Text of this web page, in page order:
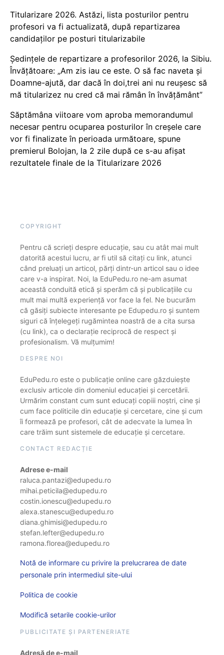
Titularizare 2026. Astăzi, lista posturilor pentru
profesori va fi actualizată, după repartizarea
candidaților pe posturi titularizabile
Ședințele de repartizare a profesorilor 2026, la Sibiu.
Învățătoare: „Am zis iau ce este. O să fac naveta și
Doamne-ajută, dar dacă în doi,trei ani nu reușesc să
mă titularizez nu cred că mai rămân în învățământ”
Săptămâna viitoare vom aproba memorandumul
necesar pentru ocuparea posturilor în creșele care
vor fi finalizate în perioada următoare, spune
premierul Bolojan, la 2 zile după ce s-au afișat
rezultatele finale de la Titularizare 2026
COPYRIGHT
Pentru că scrieți despre educație, sau cu atât mai mult
datorită acestui lucru, ar fi util să citați cu link, atunci
când preluați un articol, părți dintr-un articol sau o idee
care v-a inspirat. Noi, la EduPedu.ro ne-am asumat
această conduită etică și sperăm că și publicațiile cu
mult mai multă experiență vor face la fel. Ne bucurăm
că găsiți subiecte interesante pe Edupedu.ro și suntem
siguri că înțelegeți rugămintea noastră de a cita sursa
(cu link), ca o declarație reciprocă de respect și
profesionalism. Vă mulțumim!
DESPRE NOI
EduPedu.ro este o publicație online care găzduiește
exclusiv articole din domeniul educației și cercetării.
Urmărim constant cum sunt educați copiii noștri, cine și
cum face politicile din educație și cercetare, cine și cum
îi formează pe profesori, cât de adecvate la lumea în
care trăim sunt sistemele de educație și cercetare.
CONTACT REDACȚIE
Adrese e-mail
raluca.pantazi@edupedu.ro
mihai.peticila@edupedu.ro
costin.ionescu@edupedu.ro
alexa.stanescu@edupedu.ro
diana.ghimisi@edupedu.ro
stefan.lefter@edupedu.ro
ramona.florea@edupedu.ro
Notă de informare cu privire la prelucrarea de date
personale prin intermediul site-ului
Politica de cookie
Modifică setarile cookie-urilor
PUBLICITATE ȘI PARTENERIATE
Adresă de e-mail